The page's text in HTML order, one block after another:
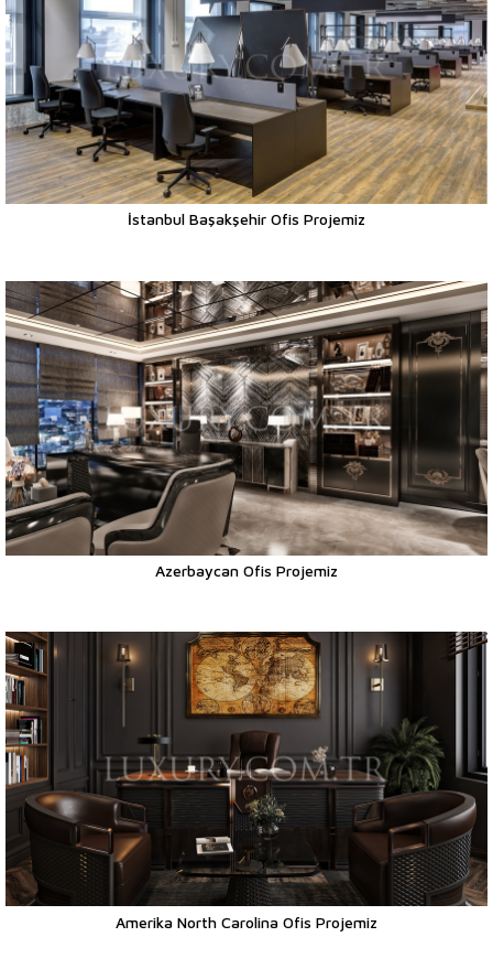
İstanbul Başakşehir Ofis Projemiz
Azerbaycan Ofis Projemiz
Amerika North Carolina Ofis Projemiz